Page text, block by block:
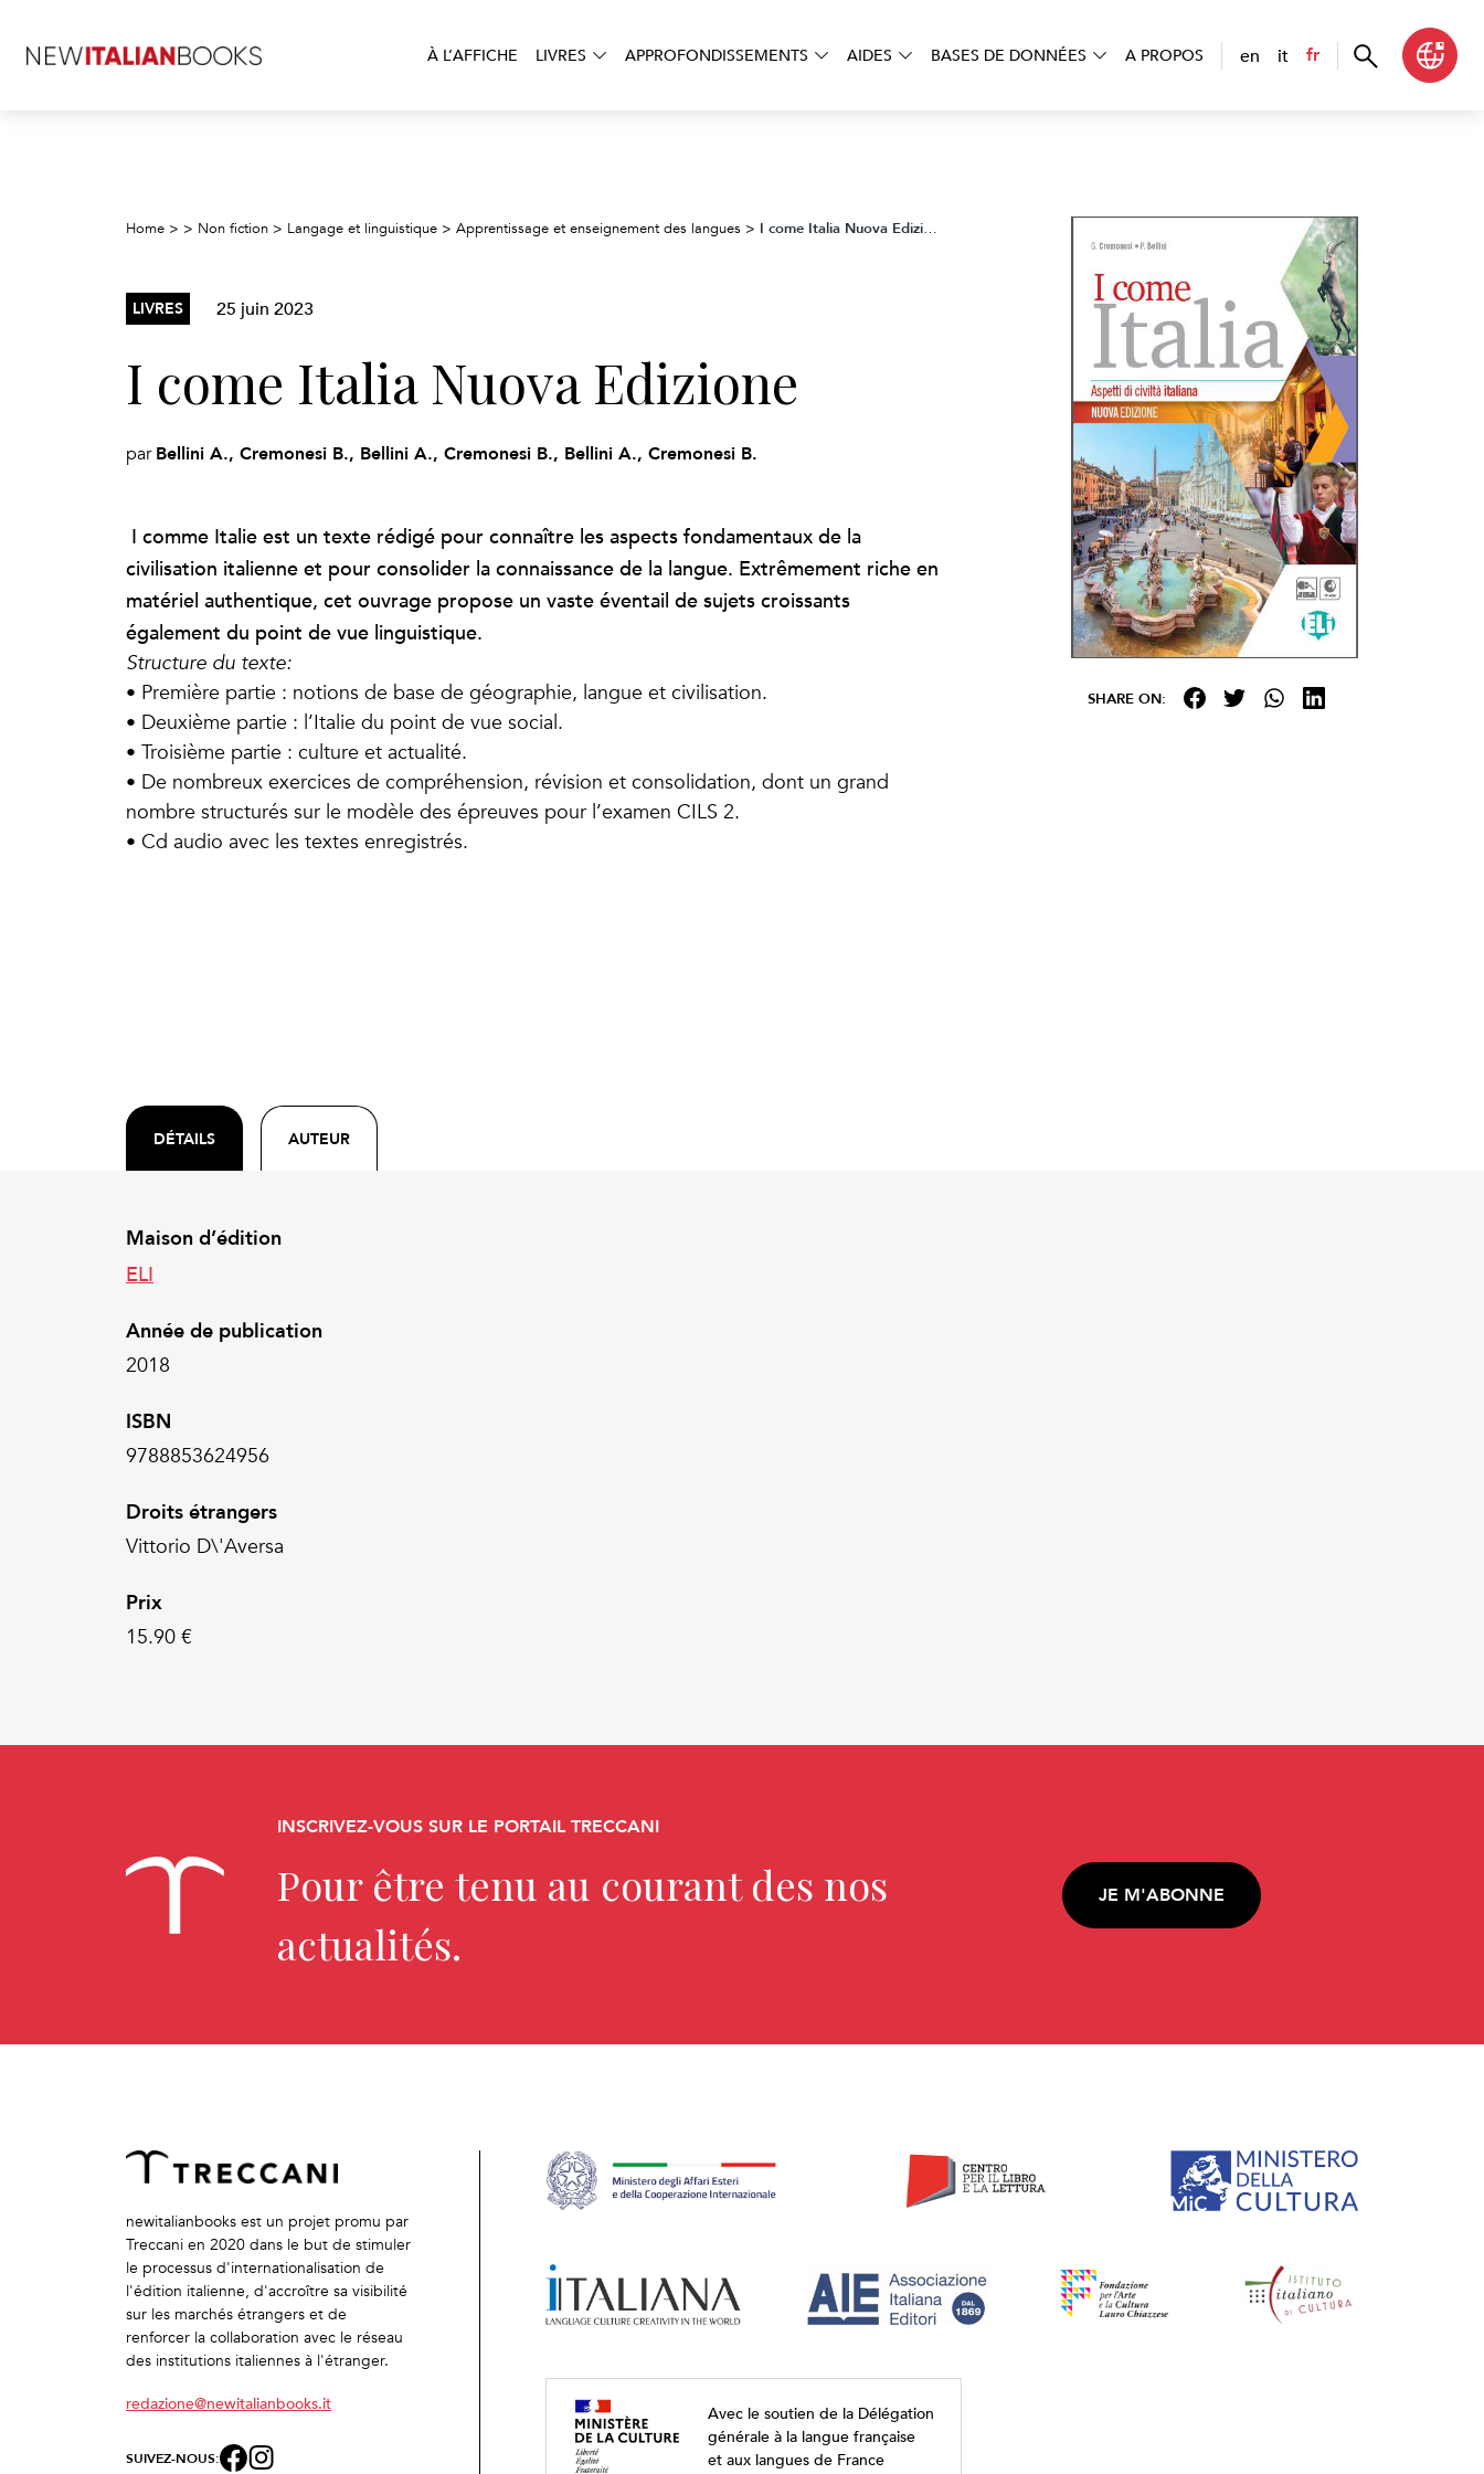
À L’AFFICHE LIVRES APPROFONDISSEMENTS AIDES BASES DE DONNÉES A PROPOS en it fr
Home > > Non fiction > Langage et linguistique > Apprentissage et enseignement des langues > I come Italia Nuova Edizione
LIVRES 25 juin 2023
I come Italia Nuova Edizione
par Bellini A., Cremonesi B., Bellini A., Cremonesi B., Bellini A., Cremonesi B.
I comme Italie est un texte rédigé pour connaître les aspects fondamentaux de la
civilisation italienne et pour consolider la connaissance de la langue. Extrêmement riche en
matériel authentique, cet ouvrage propose un vaste éventail de sujets croissants
également du point de vue linguistique.
Structure du texte:
• Première partie : notions de base de géographie, langue et civilisation.
• Deuxième partie : l’Italie du point de vue social.
• Troisième partie : culture et actualité.
• De nombreux exercices de compréhension, révision et consolidation, dont un grand
nombre structurés sur le modèle des épreuves pour l’examen CILS 2.
• Cd audio avec les textes enregistrés.
DÉTAILS AUTEUR
Maison d’édition
ELI
Année de publication
2018
ISBN
9788853624956
Droits étrangers
Vittorio D\'Aversa
Prix
15.90 €
SHARE ON:
INSCRIVEZ-VOUS SUR LE PORTAIL TRECCANI
Pour être tenu au courant des nos
actualités.
JE M'ABONNE
newitalianbooks est un projet promu par
Treccani en 2020 dans le but de stimuler
le processus d'internationalisation de
l'édition italienne, d'accroître sa visibilité
sur les marchés étrangers et de
renforcer la collaboration avec le réseau
des institutions italiennes à l'étranger.
redazione@newitalianbooks.it
SUIVEZ-NOUS:
Avec le soutien de la Délégation
générale à la langue française
et aux langues de France